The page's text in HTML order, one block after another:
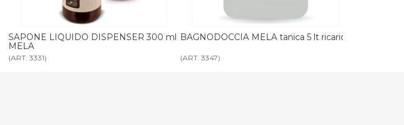
BAGNODOCCIA MELA tanica 5 lt ricarica
(ART. 3347)
SHAMPOO MELA tanica 5 lt ricarica
(ART. 3346)